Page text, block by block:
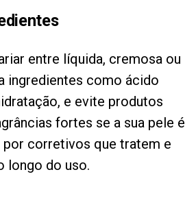
entre líquida, cremosa ou
ingredientes como ácido
e evite produtos
fortes se a sua pele é
por corretivos que tratem e
longo do uso.